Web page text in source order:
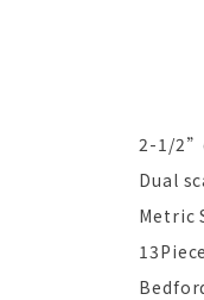
2-1/
Dual
Metric